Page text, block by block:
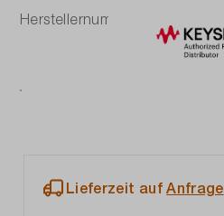
Herstellernummer: 8472B
Lieferzeit aufAnfrage